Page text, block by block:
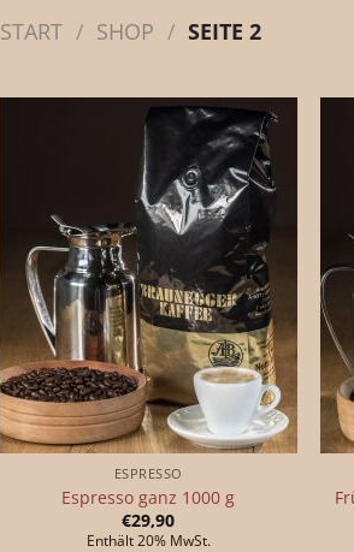
START / SHOP / SEITE 2
ESPRESSO
Espresso ganz 1000 g
€29,90
Enthält 20% MwSt.